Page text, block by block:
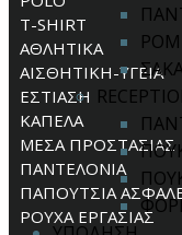
T-SHIRT
ΑΘΛΗΤΙΚΑ
ΑΙΣΘΗΤΙΚΗ-ΥΓΕΙΑ
ΕΣΤΙΑΣΗ
ΚΑΠΕΛΑ
ΜΕΣΑ ΠΡΟΣΤΑΣΙΑΣ
ΠΑΝΤΕΛΟΝΙΑ
ΠΑΠΟΥΤΣΙΑ
ΡΟΥΧΑ ΕΡΓΑΣΙΑΣ